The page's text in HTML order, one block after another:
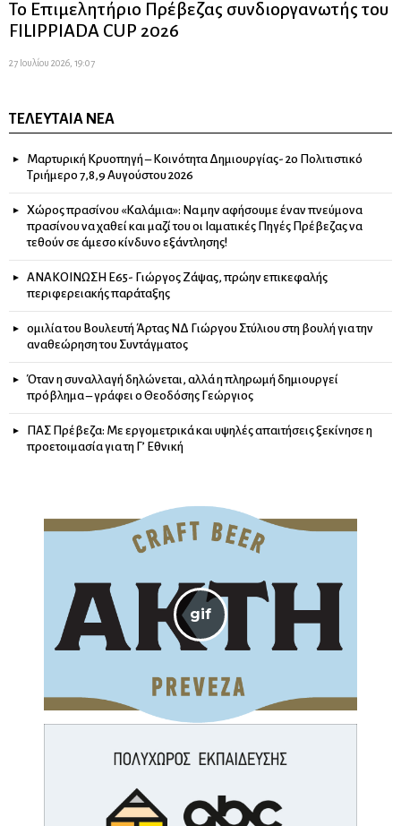
Το Επιμελητήριο Πρέβεζας συνδιοργανωτής του
FILIPPIADA CUP 2026
27 Ιουλίου 2026, 19:07
ΤΕΛΕΥΤΑΊΑ ΝΈΑ
Μαρτυρική Κρυοπηγή – Κοινότητα Δημιουργίας- 2ο Πολιτιστικό
Τριήμερο 7,8,9 Αυγούστου 2026
Χώρος πρασίνου «Καλάμια»: Να μην αφήσουμε έναν πνεύμονα
πρασίνου να χαθεί και μαζί του οι Ιαματικές Πηγές Πρέβεζας να
τεθούν σε άμεσο κίνδυνο εξάντλησης!
ΑΝΑΚΟΙΝΩΣΗ Ε65- Γιώργος Ζάψας, πρώην επικεφαλής
περιφερειακής παράταξης
ομιλία του Βουλευτή Άρτας ΝΔ Γιώργου Στύλιου στη βουλή για την
αναθεώρηση του Συντάγματος
Όταν η συναλλαγή δηλώνεται, αλλά η πληρωμή δημιουργεί
πρόβλημα – γράφει ο Θεοδόσης Γεώργιος
ΠΑΣ Πρέβεζα: Με εργομετρικά και υψηλές απαιτήσεις ξεκίνησε η
προετοιμασία για τη Γ’ Εθνική